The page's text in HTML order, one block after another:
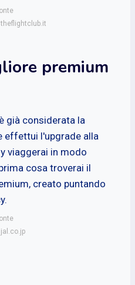
premium
già considerata la
effettui l'upgrade alla
viaggerai in modo
cosa troverai il
creato puntando